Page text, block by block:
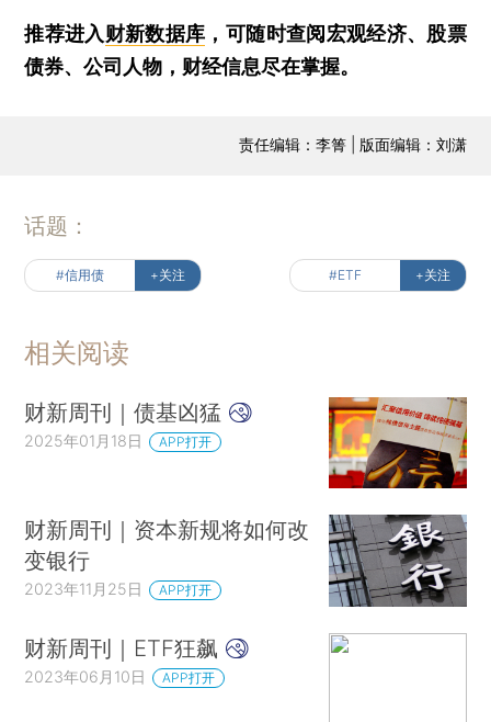
推荐进入财新数据库 ，可随时查阅宏观经济、股票
债券、公司人物，财经信息尽在掌握。
责任编辑：李箐 | 版面编辑：刘潇
话题：
#信用债 +关注 #ETF +关注
相关阅读
财新周刊｜债基凶猛
2025年01月18日 APP打开
财新周刊｜资本新规将如何改
变银行
2023年11月25日 APP打开
财新周刊｜ETF狂飙
2023年06月10日 APP打开